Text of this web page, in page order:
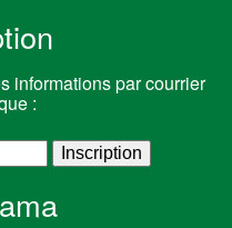
informations par courrier
: